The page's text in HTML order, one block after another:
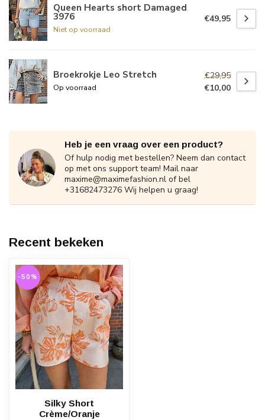
Queen Hearts short Damaged
3976
Niet op voorraad
€49,95
Broekrokje Leo Stretch
Op voorraad
€29,95
€10,00
Heb je een vraag over een product?
Of hulp nodig met bestellen? Neem dan contact
op met ons support team! Mail naar
maxime@maximefashion.nl of bel
+31682473276 Wij helpen u graag!
Recent bekeken
-50%
Silky Short
Crème/Oranje